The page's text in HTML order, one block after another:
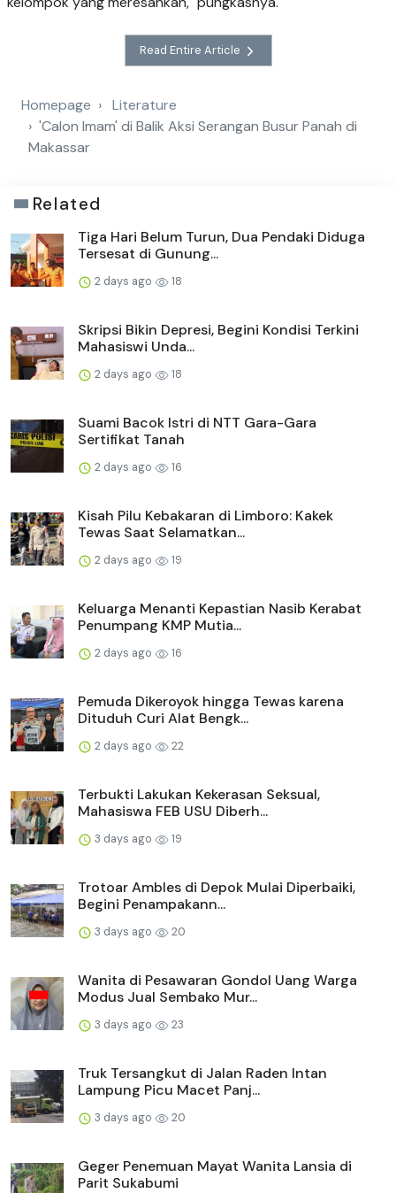
Read Entire Article
Homepage
Literature
'Calon Imam' di Balik Aksi Serangan Busur Panah di
Makassar
Related
Tiga Hari Belum Turun, Dua Pendaki Diduga
Tersesat di Gunung...
2 days ago 18
Skripsi Bikin Depresi, Begini Kondisi Terkini
Mahasiswi Unda...
2 days ago 18
Suami Bacok Istri di NTT Gara-Gara
Sertifikat Tanah
2 days ago 16
Kisah Pilu Kebakaran di Limboro: Kakek
Tewas Saat Selamatkan...
2 days ago 19
Keluarga Menanti Kepastian Nasib Kerabat
Penumpang KMP Mutia...
2 days ago 16
Pemuda Dikeroyok hingga Tewas karena
Dituduh Curi Alat Bengk...
2 days ago 22
Terbukti Lakukan Kekerasan Seksual,
Mahasiswa FEB USU Diberh...
3 days ago 19
Trotoar Ambles di Depok Mulai Diperbaiki,
Begini Penampakann...
3 days ago 20
Wanita di Pesawaran Gondol Uang Warga
Modus Jual Sembako Mur...
3 days ago 23
Truk Tersangkut di Jalan Raden Intan
Lampung Picu Macet Panj...
3 days ago 20
Geger Penemuan Mayat Wanita Lansia di
Parit Sukabumi